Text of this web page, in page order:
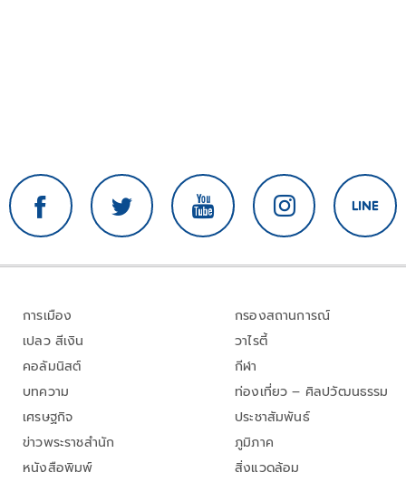
การเมือง
เปลว สีเงิน
คอลัมนิสต์
บทความ
เศรษฐกิจ
ข่าวพระราชสำนัก
หนังสือพิมพ์
กรองสถานการณ์
วาไรตี้
กีฬา
ท่องเที่ยว – ศิลปวัฒนธรรม
ประชาสัมพันธ์
ภูมิภาค
สิ่งแวดล้อม